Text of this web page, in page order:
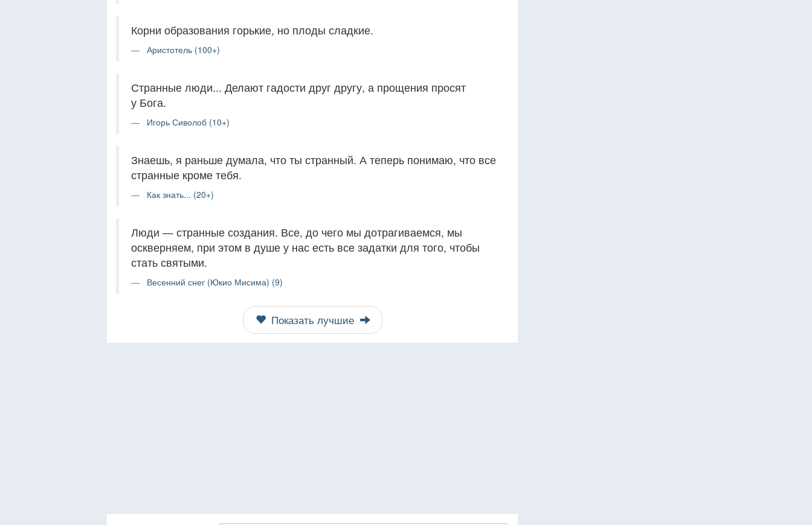
Корни образования горькие, но плоды сладкие.
Аристотель (100+)
Странные люди... Делают гадости друг другу, а прощения просят
у Бога.
Игорь Сиволоб (10+)
Знаешь, я раньше думала, что ты странный. А теперь понимаю, что все
странные кроме тебя.
Как знать... (20+)
Люди — странные создания. Все, до чего мы дотрагиваемся, мы
оскверняем, при этом в душе у нас есть все задатки для того, чтобы
стать святыми.
Весенний снег (Юкио Мисима) (9)
Показать лучшие